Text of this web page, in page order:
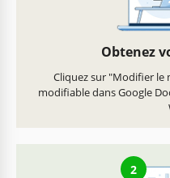
Obtenez
Cliquez sur "Modifier le
modifiable dans Google
2